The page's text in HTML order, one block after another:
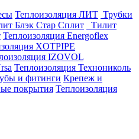
Теплоизоляция ЛИТ Трубки
Блэк Стар Сплит
Тилит
Теплоизоляция Energoflex
XOTPIPE
IZOVOL
Теплоизоляция Технониколь
и фитинги Крепеж и
покрытия Теплоизоляция